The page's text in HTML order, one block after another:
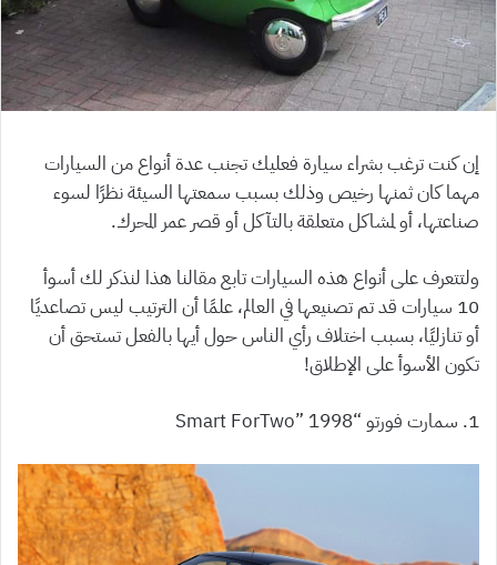
إن كنت ترغب بشراء سيارة فعليك تجنب عدة أنواع من السيارات
مهما كان ثمنها رخيص وذلك بسبب سمعتها السيئة نظرًا لسوء
صناعتها، أو لمشاكل متعلقة بالتآكل أو قصر عمر المحرك.
ولتتعرف على أنواع هذه السيارات تابع مقالنا هذا لنذكر لك أسوأ
10 سيارات قد تم تصنيعها في العالم، علمًا أن الترتيب ليس تصاعديًا
أو تنازليًا، بسبب اختلاف رأي الناس حول أيها بالفعل تستحق أن
تكون الأسوأ على الإطلاق!
1. سمارت فورتو “Smart ForTwo” 1998